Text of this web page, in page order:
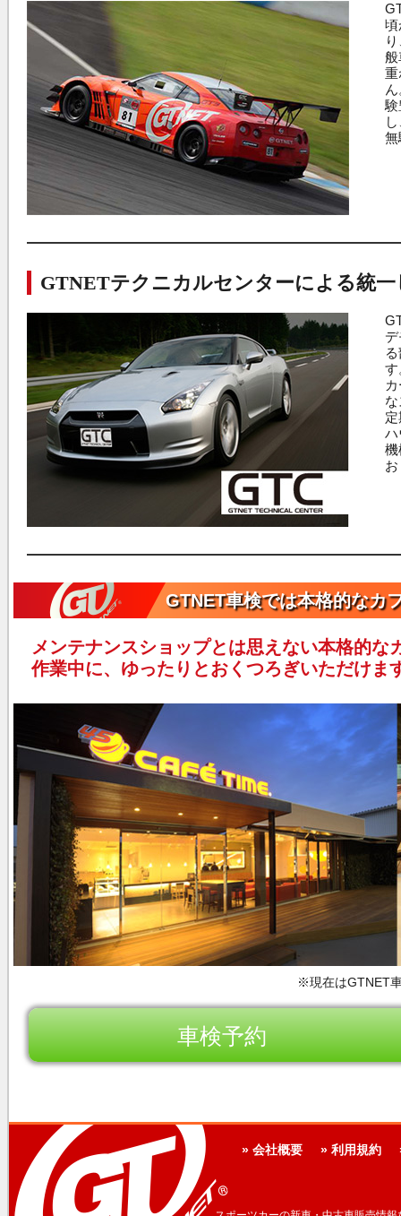
GTNET
頃
般
重
験
無
GTNETテクニカルセンターによる統一
GTNET
す
ハ
機
GTNET車検では本格的なカ
メンテナンスショップとは思えない本格的な
作業中に、ゆったりとおくつろぎいただけま
※現在はGTNET
車検予約
» 会社概要 » 利用規約